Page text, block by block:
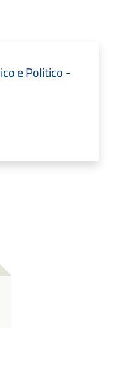
e Politico -